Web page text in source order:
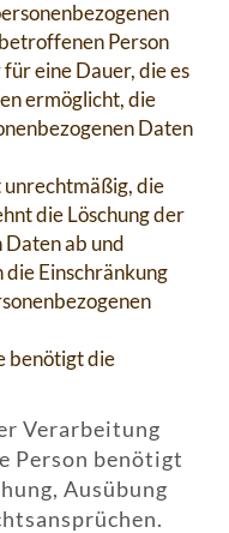
Person
eine Dauer, die es
ermöglicht, die
Daten
die
die Löschung der
Daten ab und
Einschränkung
benötigt die
Verarbeitung
Person benötigt
Ausübung